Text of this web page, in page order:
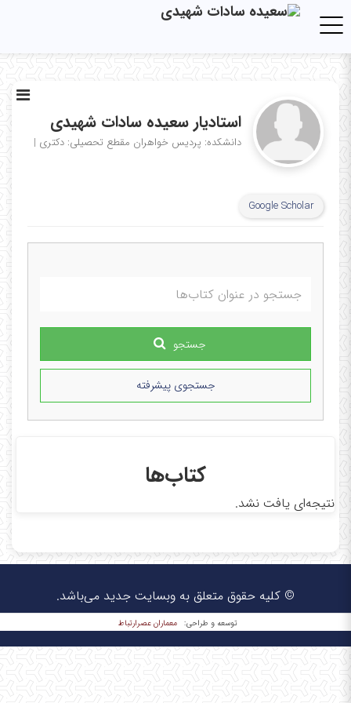
Toggle navigation
استادیار سعیده سادات شهیدی
دانشکده: پردیس خواهران مقطع تحصیلی: دکتری |
Google Scholar
جستجو
جستجوی پیشرفته
کتاب‌ها
نتیجه‌ای یافت نشد.
© کلیه حقوق متعلق به وبسایت جدید می‌باشد.
توسعه و طراحی: معماران عصر‌ارتباط